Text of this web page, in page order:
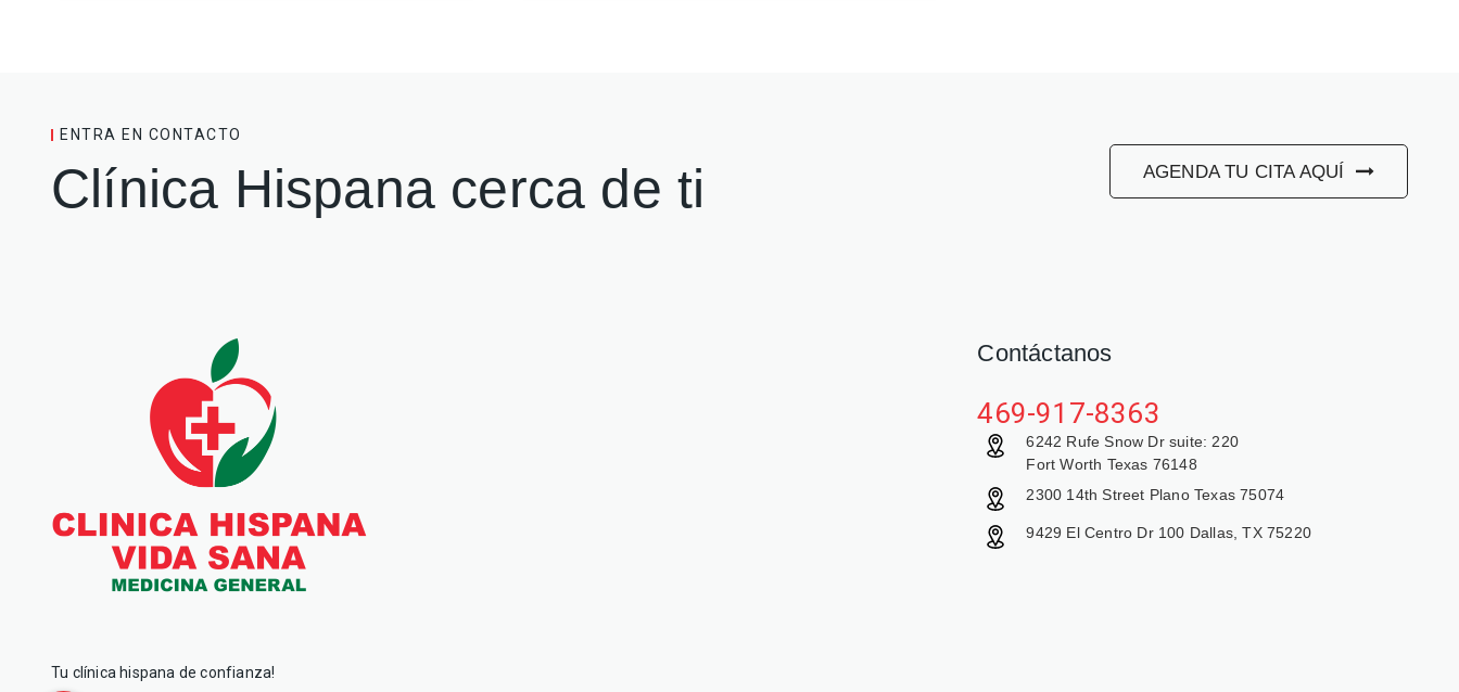
ENTRA EN CONTACTO
Clínica Hispana cerca de ti AGENDA TU CITA AQUÍ
Tu clínica hispana de confianza!
Contáctanos
469-917-8363
6242 Rufe Snow Dr suite: 220
Fort Worth Texas 76148
2300 14th Street Plano Texas 75074
9429 El Centro Dr 100 Dallas, TX 75220